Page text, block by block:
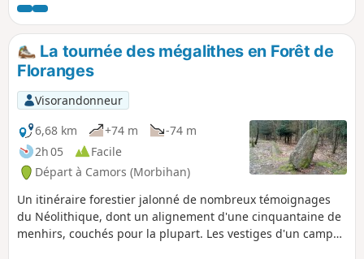
près de Locmaria. Ensuite vous cheminerez dans la Forêt de
Floranges ou, avec quelques petits détours (non décrits ci-
dessous) trois monuments mégalithiques sont à voir.
La tournée des mégalithes en Forêt de
Floranges
Visorandonneur
6,68 km
+74 m
-74 m
2h 05
Facile
Départ à Camors (Morbihan)
Un itinéraire forestier jalonné de nombreux témoignages
du Néolithique, dont un alignement d'une cinquantaine de
menhirs, couchés pour la plupart. Les vestiges d'un camp